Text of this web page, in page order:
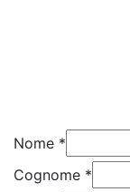
Nome *
Cognome *